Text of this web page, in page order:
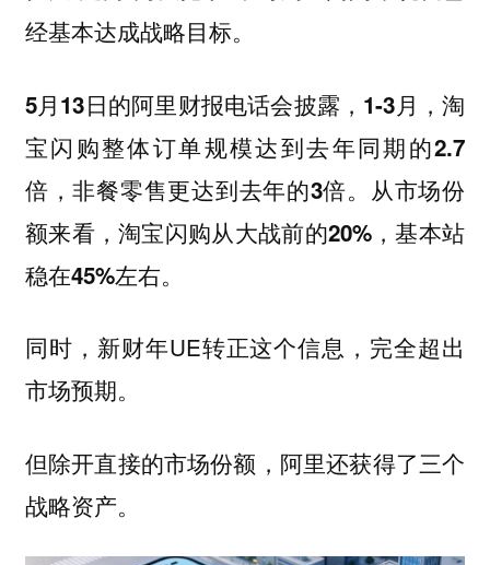
经基本达成战略目标。
5月13日的阿里财报电话会披露，1-3月，淘
宝闪购整体订单规模达到去年同期的2.7
倍，非餐零售更达到去年的3倍。从市场份
额来看，淘宝闪购从大战前的20%，基本站
稳在45%左右。
同时，新财年UE转正这个信息，完全超出
市场预期。
但除开直接的市场份额，阿里还获得了三个
战略资产。